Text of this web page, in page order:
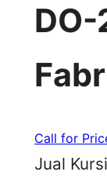
Call for
Jual